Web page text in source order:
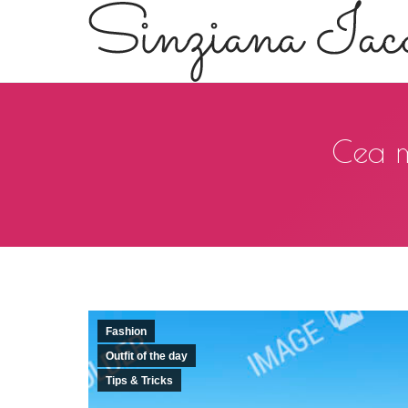
Cea
Fashion
Outfit of the day
Tips & Tricks